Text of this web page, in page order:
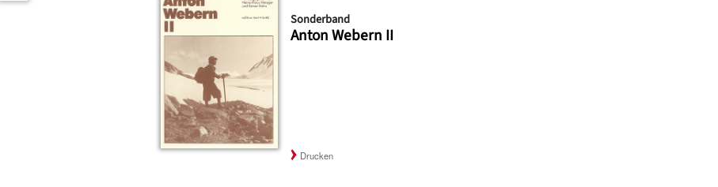
Sonderband
Anton Webern II
Drucken